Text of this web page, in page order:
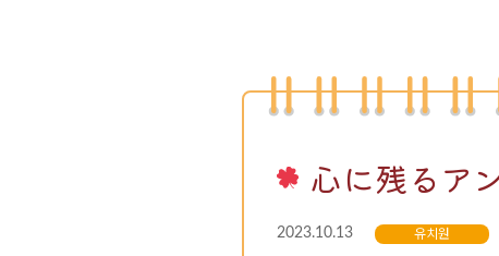
心に残るア
2023.10.13 유치원